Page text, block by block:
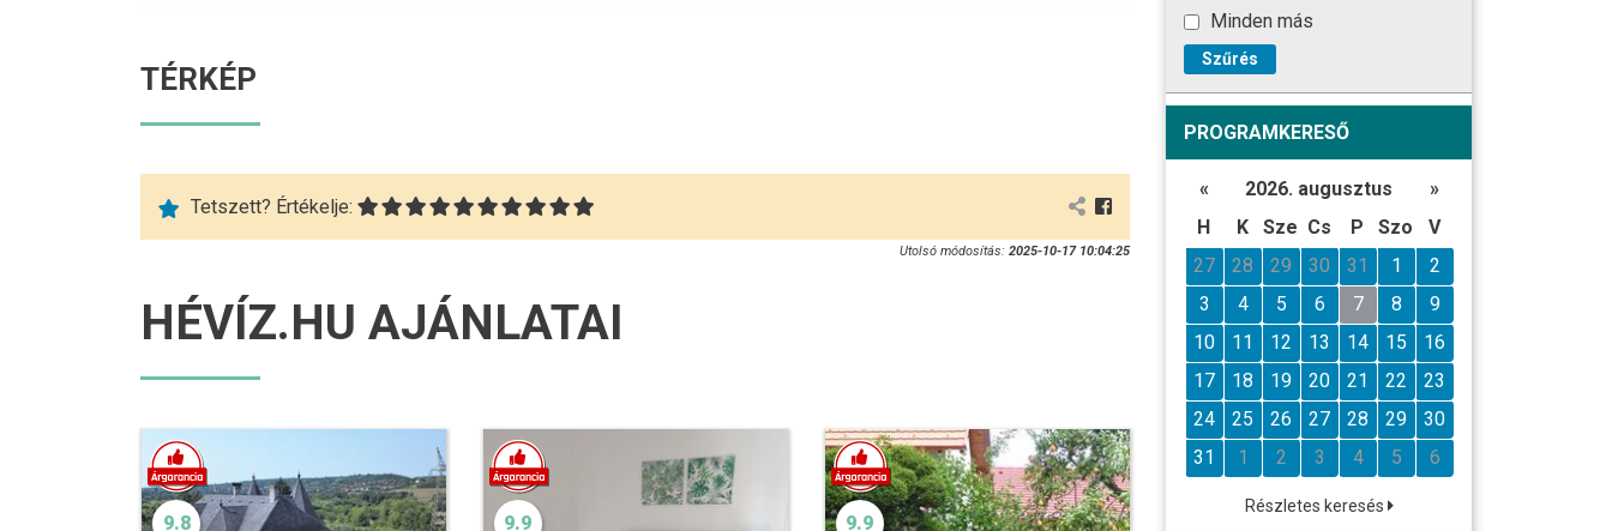
TÉRKÉP
Tetszett? Értékelje:
Utolsó módosítás: 2025-10-17 10:04:25
HÉVÍZ.HU AJÁNLATAI
9.8 9.9 9.9
Minden más
Szűrés
PROGRAMKERESŐ
« 2026. augusztus
»
H
K Sze Cs P Szo
V
27
28 29 30 31 1
2
3
4 5 6 7 8
9
10
11 12 13 14 15
16
17
18 19 20 21 22
23
24
25 26 27 28 29
30
31
1 2 3 4 5 6
Részletes keresés